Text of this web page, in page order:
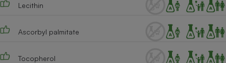
Lecithin
Ascorbyl palmitate
Tocopherol